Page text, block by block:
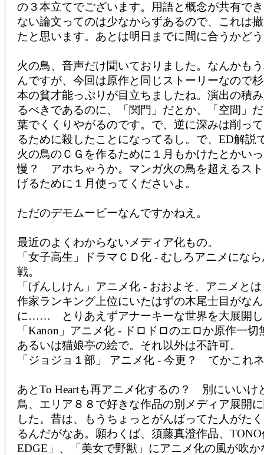
の３本立てでございます。用語と概念が共有で
ない論文ってのは少なからずあるので、これは
たと思います。あとは明日までに間に合うかど
火の鳥、音声だけ聞いておりました。なんかも
んですが、今回は原作と同じストーリーなので
本の貧才能っぷりが目立ちましたね。演出の積
るべきであるのに、「関門」だとか、「空間」
葉でくくりやがるのです。で、逆に深みは削っ
るために殺したことになってるし。で、ED解説
火の鳥のＣＧを作るために１月もかけたとかい
慢？ アホちゃうか。マンガ火の鳥を超えるス
げるために１月使ってくださいよ。
ただのデモムービーなんですかねえ。
最近のよくわからないメディア化もの。
「女子高生」ドラマＣＤ化 - むしろアニメにな
戦。
「げんしけん」アニメ化 - おおよそ、アニメと
作家ランキング上位にいたはずの木尾士目がな
に…… とりあえずアナーキーな世界を大展開し
「Kanon」アニメ化 - ドロドロのエロか原作一
あるいは猫娘亭の絵で。それ以外は不許可。
「ジョジョ１部」 アニメ化 - 今更？ てかこれ
あとTo Heartも再アニメ化するの？ 別にいいけ
鳥、エリア８８で好きな作品の別メディア展開
した。昔は、もうちょっとがんばってた人がた
るんだがなあ。願わくば、須藤真澄作品、
EDGE」、「美女で野獣」にアニメ化の風が吹